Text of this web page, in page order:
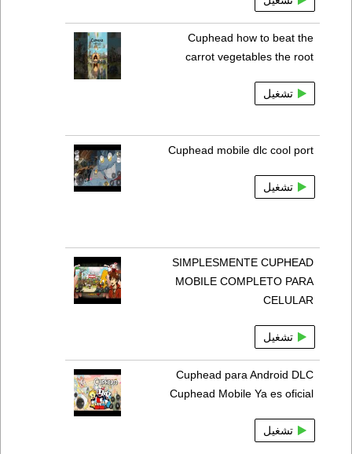
Cuphead how to beat the
carrot vegetables the root
تشغيل
Cuphead mobile dlc cool port
تشغيل
SIMPLESMENTE CUPHEAD
MOBILE COMPLETO PARA
CELULAR
تشغيل
Cuphead para Android DLC
Cuphead Mobile Ya es oficial
تشغيل